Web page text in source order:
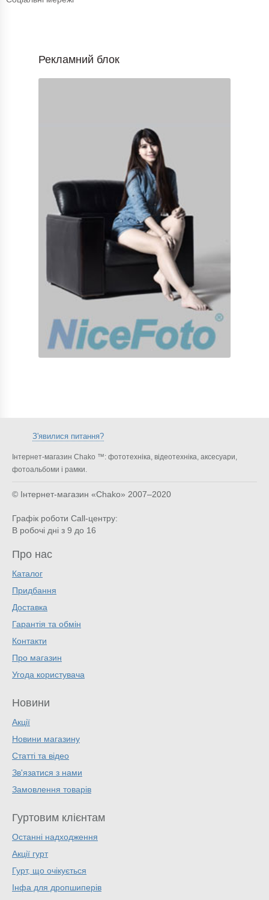
Рекламний блок
З'явилися питання?
Інтернет-магазин Chako ™: фототехніка, відеотехніка, аксесуари,
фотоальбоми і рамки.
© Інтернет-магазин «Chako» 2007–2020
Графік роботи Call-центру:
В робочі дні з 9 до 16
Про нас
Каталог
Придбання
Доставка
Гарантія та обмін
Контакти
Про магазин
Угода користувача
Новини
Акції
Новини магазину
Статті та відео
Зв'язатися з нами
Замовлення товарів
Гуртовим клієнтам
Останні надходження
Акції гурт
Гурт, що очікується
Інфа для дропшиперів